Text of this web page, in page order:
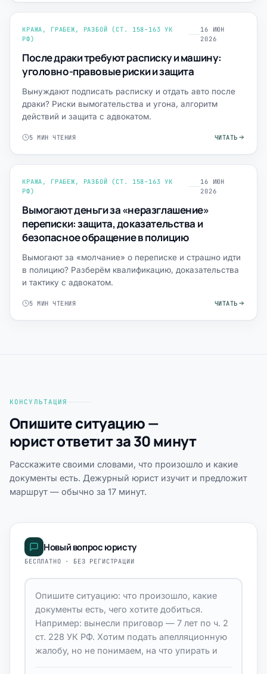
КРАЖА, ГРАБЕЖ, РАЗБОЙ (СТ. 158–163 УК
РФ)
16 ИЮН
2026
После драки требуют расписку и машину:
уголовно-правовые риски и защита
Вынуждают подписать расписку и отдать авто после
драки? Риски вымогательства и угона, алгоритм
действий и защита с адвокатом.
5 МИН ЧТЕНИЯ ЧИТАТЬ
КРАЖА, ГРАБЕЖ, РАЗБОЙ (СТ. 158–163 УК
РФ)
16 ИЮН
2026
Вымогают деньги за «неразглашение»
переписки: защита, доказательства и
безопасное обращение в полицию
Вымогают за «молчание» о переписке и страшно идти
в полицию? Разберём квалификацию, доказательства
и тактику с адвокатом.
5 МИН ЧТЕНИЯ ЧИТАТЬ
КОНСУЛЬТАЦИЯ
Опишите ситуацию —
юрист ответит за 30 минут
Расскажите своими словами, что произошло и какие
документы есть. Дежурный юрист изучит и предложит
маршрут — обычно за 17 минут.
Новый вопрос юристу
БЕСПЛАТНО · БЕЗ РЕГИСТРАЦИИ